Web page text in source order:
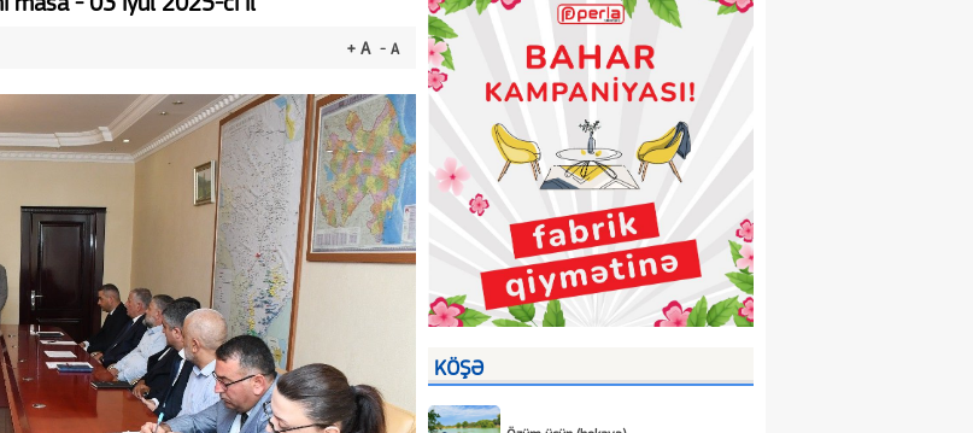
masa - 03 iyul 2025-ci il
+ A - A
KÖŞƏ